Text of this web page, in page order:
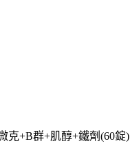
+B群+肌醇+鐵劑(60